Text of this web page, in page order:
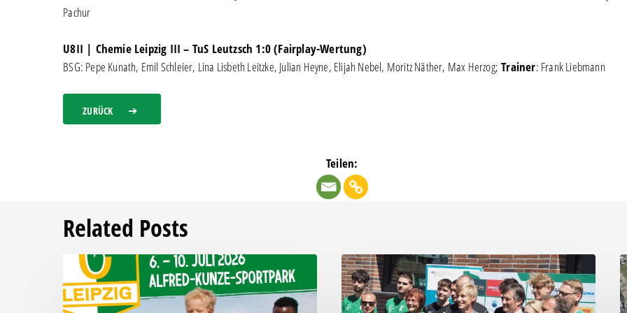
Pachur
U8II | Chemie Leipzig III – TuS Leutzsch 1:0 (Fairplay-Wertung)
BSG: Pepe Kunath, Emil Schleier, Lina Lisbeth Leitzke, Julian Heyne, Elijah Nebel, Moritz Näther, Max Herzog;Trainer: Frank Liebmann
ZURÜCK
Teilen:
Related Posts
Fußball-
Sommercamp
Neues
Funktionsgebäude
feierlich